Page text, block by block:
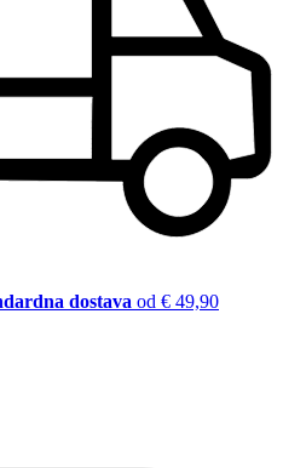
dostava od € 49,90